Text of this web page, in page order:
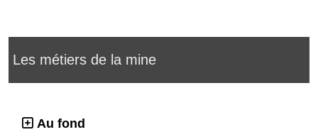
Les métiers de la mine
Au fond